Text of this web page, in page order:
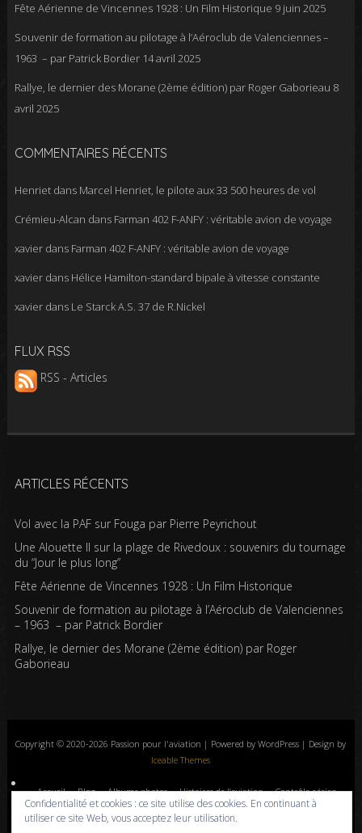
Fête Aérienne de Vincennes 1928 : Un Film Historique 9 juin 2025
Souvenir de formation au pilotage à l’Aéroclub de Valenciennes –
1963 – par Patrick Bordier 14 avril 2025
Rallye, le dernier des Morane (2ème édition) par Roger Gaborieau 8
avril 2025
COMMENTAIRES RÉCENTS
Henrietdans Marcel Henriet, le pilote aux 33 500 heures de vol
Crémieu-Alcan dans Farman 402 F-ANFY : véritable avion de voyage
xavierdans Farman 402 F-ANFY : véritable avion de voyage
xavierdans Hélice Hamilton-standard bipale à vitesse constante
xavierdans Le Starck A.S. 37 de R.Nickel
FLUX RSS
RSS - Articles
ARTICLES RÉCENTS
Vol avec la PAF sur Fouga par Pierre Peyrichout
Une Alouette II sur la plage de Rivedoux : souvenirs du tournage
du “Jour le plus long”
Fête Aérienne de Vincennes 1928 : Un Film Historique
Souvenir de formation au pilotage à l’Aéroclub de Valenciennes
– 1963 – par Patrick Bordier
Rallye, le dernier des Morane (2ème édition) par Roger
Gaborieau
Copyright © 2020-2026 Passion pour l'aviation | Powered by WordPress | Design by
Iceable Themes
Accueil Blog Albums photos Histoires de l’aviation
Contrôle aérien
Livres
Liens A propos Contact Politique de confidentialité
Confidentialité et cookies : ce site utilise des cookies. En continuant à
utiliser ce site Web, vous acceptez leur utilisation.